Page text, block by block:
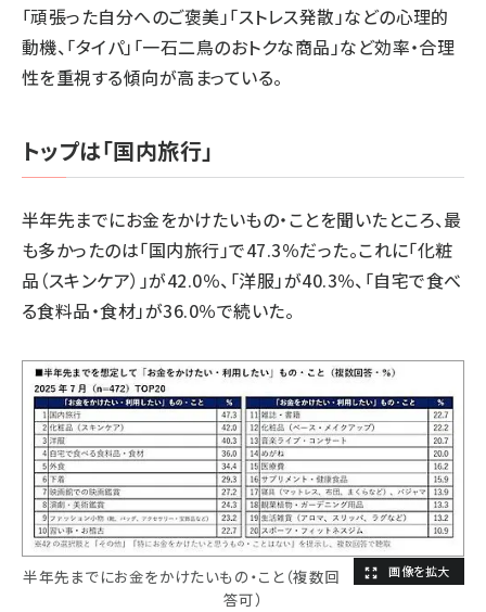
「頑張った自分へのご褒美」「ストレス発散」などの心理的
動機、「タイパ」「一石二鳥のおトクな商品」など効率・合理
性を重視する傾向が高まっている。
トップは「国内旅行」
半年先までにお金をかけたいもの・ことを聞いたところ、最
も多かったのは「国内旅行」で47.3％だった。これに「化粧
品（スキンケア）」が42.0％、「洋服」が40.3％、「自宅で食べ
る食料品・食材」が36.0％で続いた。
半年先までにお金をかけたいもの・こと（複数回
答可）